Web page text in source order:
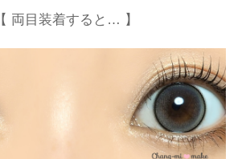
【 両目装着すると… 】